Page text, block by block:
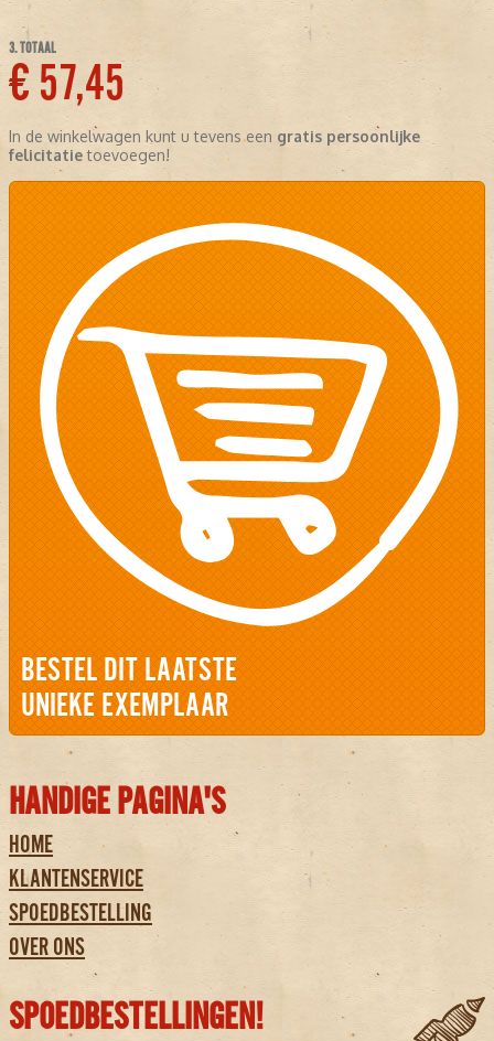
3. TOTAAL
€ 57,45
In de winkelwagen kunt u tevens een gratis persoonlijke
felicitatietoevoegen!
BESTEL DIT LAATSTE
UNIEKE EXEMPLAAR
HANDIGE PAGINA'S
HOME
KLANTENSERVICE
SPOEDBESTELLING
OVER ONS
SPOEDBESTELLINGEN!